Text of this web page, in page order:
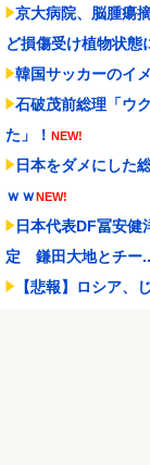
京大病院、脳腫瘍
ど損傷受け植物状態
韓国サッカーのイ
石破茂前総理「ウ
た」！ NEW!
日本をダメにした
ｗｗNEW!
日本代表DF冨安
定 鎌田大地とチー
【悲報】ロシア、